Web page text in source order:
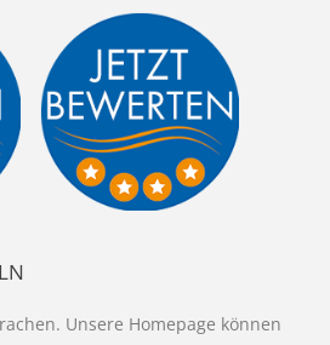
Unsere Homepage können